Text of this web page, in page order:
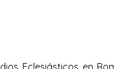
Eclesiásticos en